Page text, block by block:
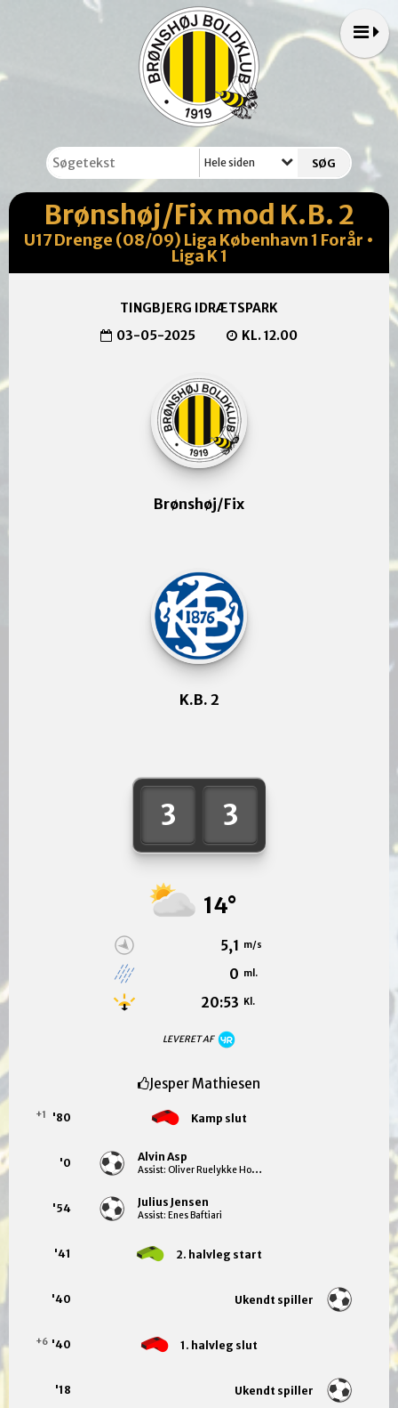
Hele siden
Brønshøj/Fix mod K.B. 2
U17 Drenge (08/09) Liga København 1 Forår •
Liga K 1
TINGBJERG IDRÆTSPARK
03-05-2025
KL. 12.00
Brønshøj/Fix
3 3
14°
5,1 m/s
0 ml.
20:53 Kl.
LEVERET AF
K.B. 2
Jesper Mathiesen
'80
+1 Kamp slut
'0 Alvin Asp
Assist: Oliver Ruelykke Holst Krohn
'54 Julius Jensen
Assist: Enes Baftiari
'41 2. halvleg start
'40 Ukendt spiller
'40
+6 1. halvleg slut
'18 Ukendt spiller